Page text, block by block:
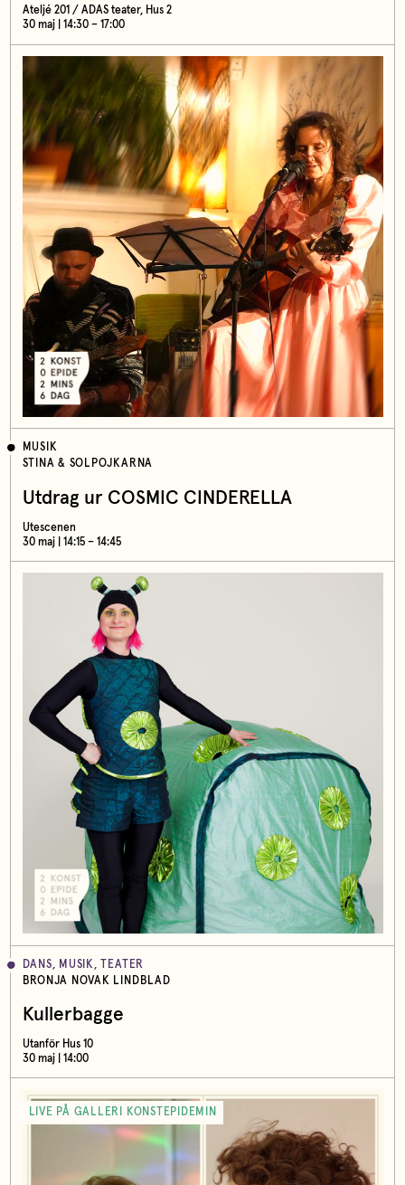
Ateljé 201 / ADAS teater, Hus 2
30 maj | 14:30 – 17:00
MUSIK
STINA & SOLPOJKARNA
Utdrag ur COSMIC CINDERELLA
Utescenen
30 maj | 14:15 – 14:45
DANS, MUSIK, TEATER
BRONJA NOVAK LINDBLAD
Kullerbagge
Utanför Hus 10
30 maj | 14:00
LIVE PÅ GALLERI KONSTEPIDEMIN